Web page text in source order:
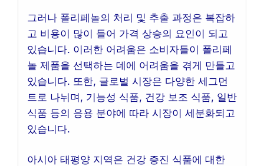
그러나 폴리페놀의 처리 및 추출 과정은 복잡하
고 비용이 많이 들어 가격 상승의 요인이 되고
있습니다. 이러한 어려움은 소비자들이 폴리페
놀 제품을 선택하는 데에 어려움을 겪게 만들고
있습니다. 또한, 글로벌 시장은 다양한 세그먼
트로 나뉘며, 기능성 식품, 건강 보조 식품, 일반
식품 등의 응용 분야에 따라 시장이 세분화되고
있습니다.
아시아 태평양 지역은 건강 증진 식품에 대한